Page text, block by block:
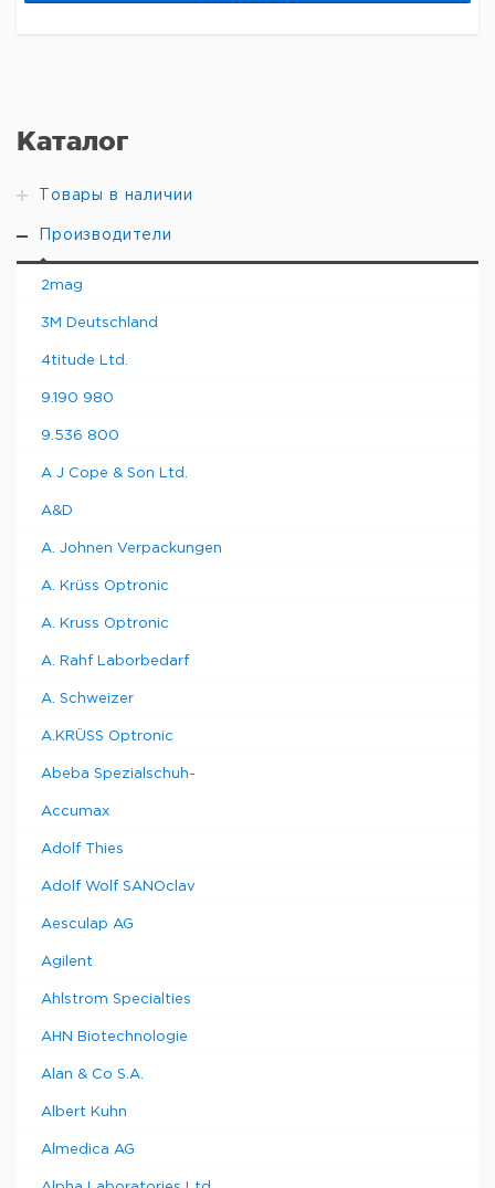
Каталог
Товары в наличии
Производители
2mag
3M Deutschland
4titude Ltd.
9.190 980
9.536 800
A J Cope & Son Ltd.
A&D
A. Johnen Verpackungen
A. Krüss Optronic
A. Kruss Optronic
A. Rahf Laborbedarf
A. Schweizer
A.KRÜSS Optronic
Abeba Spezialschuh-
Accumax
Adolf Thies
Adolf Wolf SANOclav
Aesculap AG
Agilent
Ahlstrom Specialties
AHN Biotechnologie
Alan & Co S.A.
Albert Kuhn
Almedica AG